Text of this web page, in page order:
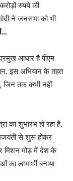
रुपये की
ने जनसभा को भी
आधार है पीएम
इस अभियान के तहत
जिन तक कभी नहीं
का शुभारंभ हो रहा है.
से शुरू होकर
मिशन मोड़ में देश के
का लाभार्थी बनाया